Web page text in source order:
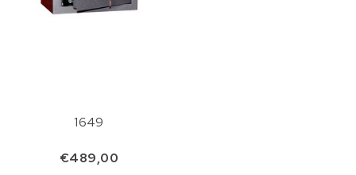
1649
€489,00